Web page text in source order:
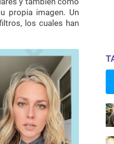
propia imagen. Un
los cuales han